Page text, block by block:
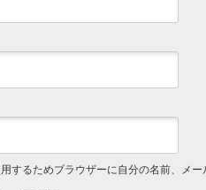
するためブラウザーに自分の名前、メー